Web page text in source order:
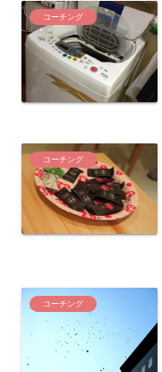
コーチング
コーチング
コーチング